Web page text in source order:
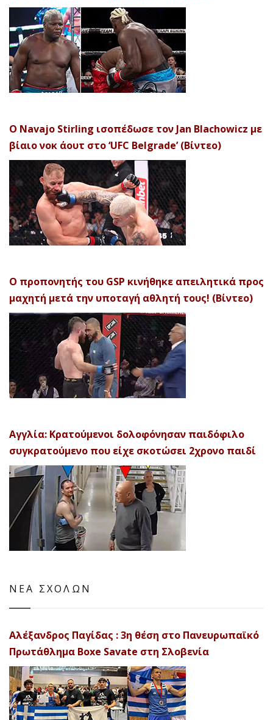
Ο Navajo Stirling ισοπέδωσε τον Jan Blachowicz με
βίαιο νοκ άουτ στο ‘UFC Belgrade’ (Βίντεο)
Ο προπονητής του GSP κινήθηκε απειλητικά προς
μαχητή μετά την υποταγή αθλητή τους! (Βίντεο)
Αγγλία: Κρατούμενοι δολοφόνησαν παιδόφιλο
συγκρατούμενο που είχε σκοτώσει 2χρονο παιδί
ΝΕΑ ΣΧΟΛΩΝ
Αλέξανδρος Παγίδας : 3η θέση στο Πανευρωπαϊκό
Πρωτάθλημα Boxe Savate στη Σλοβενία